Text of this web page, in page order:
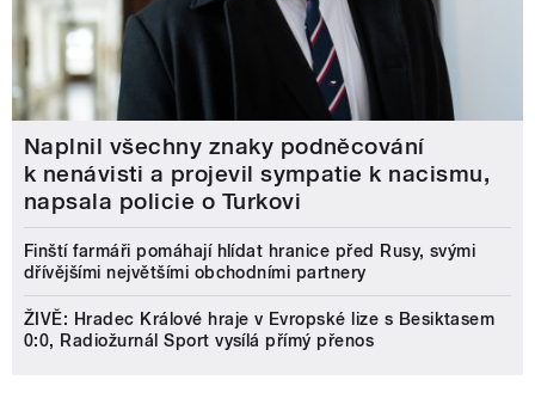
Naplnil všechny znaky podněcování
k nenávisti a projevil sympatie k nacismu,
napsala policie o Turkovi
Finští farmáři pomáhají hlídat hranice před Rusy, svými
dřívějšími největšími obchodními partnery
ŽIVĚ: Hradec Králové hraje v Evropské lize s Besiktasem
0:0, Radiožurnál Sport vysílá přímý přenos